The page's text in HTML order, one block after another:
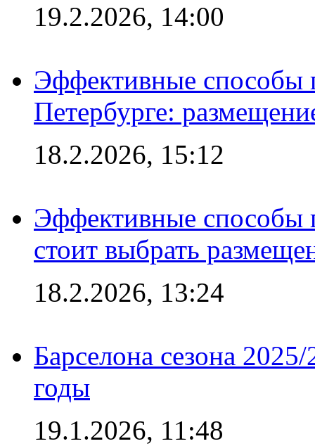
19.2.2026, 14:00
Эффективные способы
Петербурге:
18.2.2026, 15:12
Эффективные способы
стоит выбрать
18.2.2026, 13:24
Барселона сезона
годы
19.1.2026, 11:48